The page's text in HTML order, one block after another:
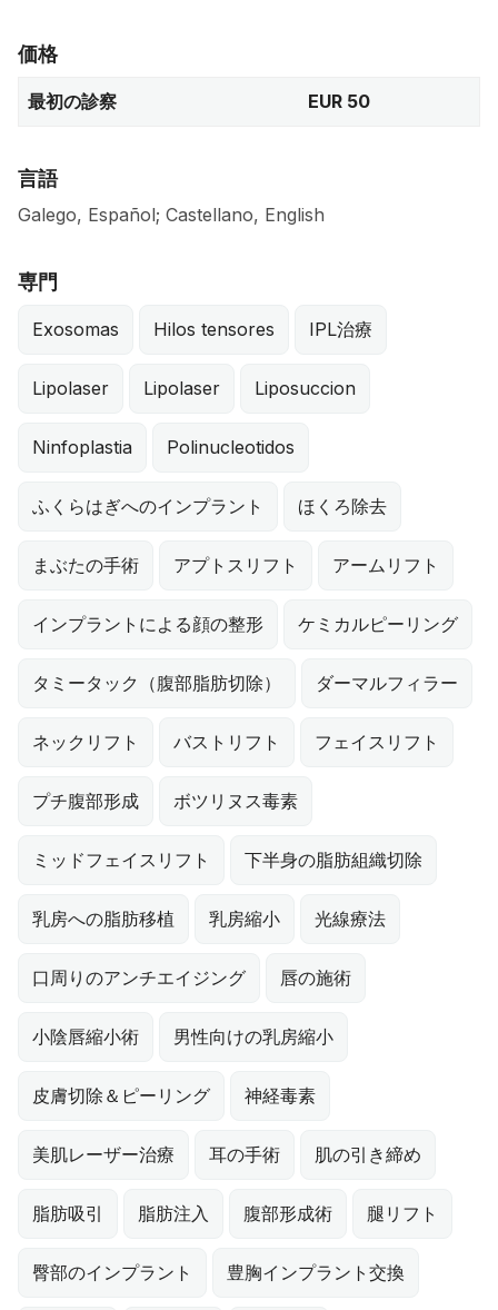
価格
最初の診察 EUR 50
言語
Galego, Español; Castellano, English
専門
Exosomas Hilos tensores IPL治療
Lipolaser Lipolaser Liposuccion
Ninfoplastia Polinucleotidos
ふくらはぎへのインプラント ほくろ除去
まぶたの手術 アプトスリフト アームリフト
インプラントによる顔の整形 ケミカルピーリング
タミータック（腹部脂肪切除） ダーマルフィラー
ネックリフト バストリフト フェイスリフト
プチ腹部形成 ボツリヌス毒素
ミッドフェイスリフト 下半身の脂肪組織切除
乳房への脂肪移植 乳房縮小 光線療法
口周りのアンチエイジング 唇の施術
小陰唇縮小術 男性向けの乳房縮小
皮膚切除＆ピーリング 神経毒素
美肌レーザー治療 耳の手術 肌の引き締め
脂肪吸引 脂肪注入 腹部形成術 腿リフト
臀部のインプラント 豊胸インプラント交換